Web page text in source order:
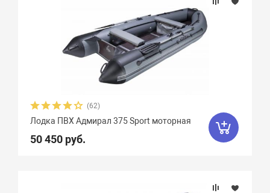
(62)
Лодка ПВХ Адмирал 375 Sport моторная
50 450 руб.